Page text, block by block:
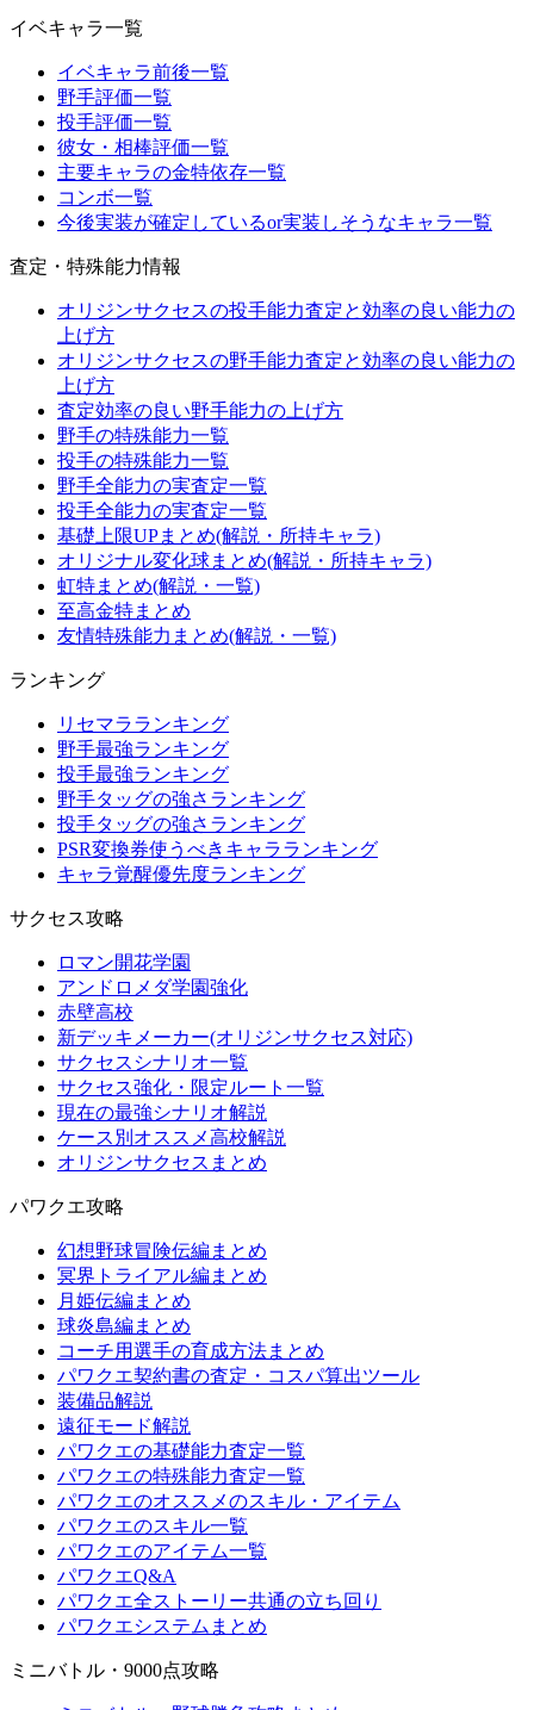
イベキャラ一覧
イベキャラ前後一覧
野手評価一覧
投手評価一覧
彼女・相棒評価一覧
主要キャラの金特依存一覧
コンボ一覧
今後実装が確定しているor実装しそうなキャラ一覧
査定・特殊能力情報
オリジンサクセスの投手能力査定と効率の良い能力の
上げ方
オリジンサクセスの野手能力査定と効率の良い能力の
上げ方
査定効率の良い野手能力の上げ方
野手の特殊能力一覧
投手の特殊能力一覧
野手全能力の実査定一覧
投手全能力の実査定一覧
基礎上限UPまとめ(解説・所持キャラ)
オリジナル変化球まとめ(解説・所持キャラ)
虹特まとめ(解説・一覧)
至高金特まとめ
友情特殊能力まとめ(解説・一覧)
ランキング
リセマラランキング
野手最強ランキング
投手最強ランキング
野手タッグの強さランキング
投手タッグの強さランキング
PSR変換券使うべきキャラランキング
キャラ覚醒優先度ランキング
サクセス攻略
ロマン開花学園
アンドロメダ学園強化
赤壁高校
新デッキメーカー(オリジンサクセス対応)
サクセスシナリオ一覧
サクセス強化・限定ルート一覧
現在の最強シナリオ解説
ケース別オススメ高校解説
オリジンサクセスまとめ
パワクエ攻略
幻想野球冒険伝編まとめ
冥界トライアル編まとめ
月姫伝編まとめ
球炎島編まとめ
コーチ用選手の育成方法まとめ
パワクエ契約書の査定・コスパ算出ツール
装備品解説
遠征モード解説
パワクエの基礎能力査定一覧
パワクエの特殊能力査定一覧
パワクエのオススメのスキル・アイテム
パワクエのスキル一覧
パワクエのアイテム一覧
パワクエQ&A
パワクエ全ストーリー共通の立ち回り
パワクエシステムまとめ
ミニバトル・9000点攻略